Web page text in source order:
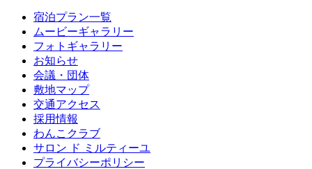
宿泊プラン一覧
ムービーギャラリー
フォトギャラリー
お知らせ
会議・団体
敷地マップ
交通アクセス
採用情報
わんこクラブ
サロン ド ミルティーユ
プライバシーポリシー